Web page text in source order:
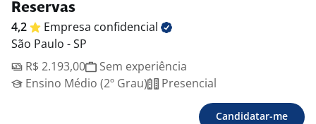
Reservas
4,2 Empresa confidencial
São Paulo - SP
R$ 2.193,00
Sem experiência
Ensino Médio (2º Grau)
Presencial
Candidatar-me